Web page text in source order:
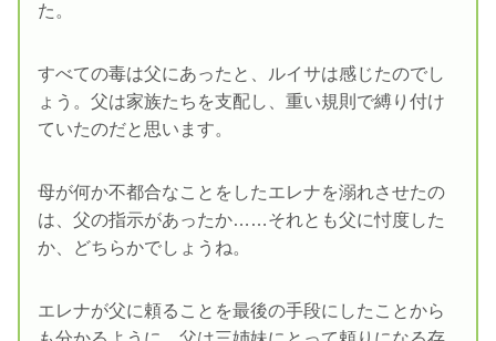
た。
すべての毒は父にあったと、ルイサは感じたのでし
ょう。父は家族たちを支配し、重い規則で縛り付け
ていたのだと思います。
母が何か不都合なことをしたエレナを溺れさせたの
は、父の指示があったか……それとも父に忖度した
か、どちらかでしょうね。
エレナが父に頼ることを最後の手段にしたことから